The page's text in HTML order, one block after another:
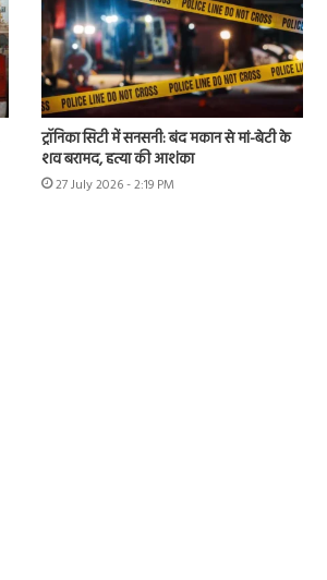
ट्रॉनिका सिटी में सनसनी: बंद मकान से मां-बेटी के
शव बरामद, हत्या की आशंका
27 July 2026 - 2:19 PM